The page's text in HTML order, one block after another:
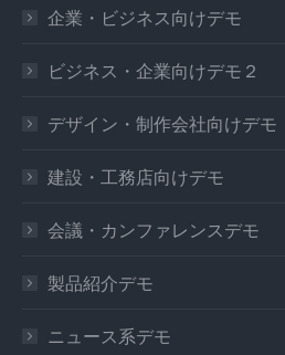
企業・ビジネス向けデモ
ビジネス・企業向けデモ２
デザイン・制作会社向けデモ
建設・工務店向けデモ
会議・カンファレンスデモ
製品紹介デモ
ニュース系デモ